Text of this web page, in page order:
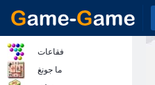
فقاعات
ما جونغ